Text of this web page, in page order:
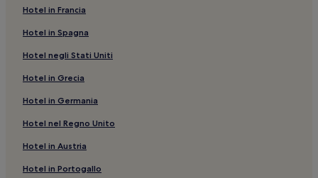
Hotel in Francia
Hotel in Spagna
Hotel negli Stati Uniti
Hotel in Grecia
Hotel in Germania
Hotel nel Regno Unito
Hotel in Austria
Hotel in Portogallo